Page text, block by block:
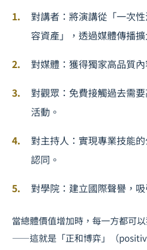
對講者：將演講從「一次
容資產」，透過媒體傳播擴
對媒體：獲得獨家高品質
對觀眾：免費接觸過去需
活動。
對主持人：實現專業技能
認同。
對學院：建立國際聲譽，
當總體價值增加時，每一方都可
——這就是「正和博弈」（